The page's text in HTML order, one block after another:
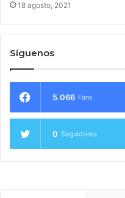
18 agosto, 2021
Síguenos
5.066 Fans
0 Seguidores